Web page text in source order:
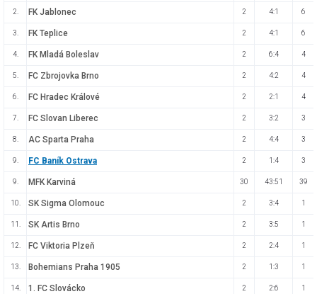
2. FK Jablonec 2 4:1 6
3. FK Teplice 2 4:1 6
4. FK Mladá Boleslav 2 6:4 4
5. FC Zbrojovka Brno 2 4:2 4
6. FC Hradec Králové 2 2:1 4
7. FC Slovan Liberec 2 3:2 3
8. AC Sparta Praha 2 4:4 3
9. FC Baník Ostrava 2 1:4 3
9. MFK Karviná 30 43:51 39
10. SK Sigma Olomouc 2 3:4 1
11. SK Artis Brno 2 3:5 1
12. FC Viktoria Plzeň 2 2:4 1
13. Bohemians Praha 1905 2 1:3 1
14. 1. FC Slovácko 2 2:6 1